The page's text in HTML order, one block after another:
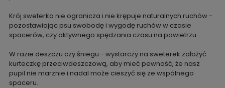
Krój sweterka nie ogranicza i nie krępuje naturalnych ruchów -
pozostawiając psu swobodę i wygodę ruchów w czasie
spacerów, czy aktywnego spędzania czasu na powietrzu.
W razie deszczu czy śniegu - wystarczy na sweterek założyć
kurteczkę przeciwdeszczową, aby mieć pewność, że nasz
pupil nie marznie i nadal może cieszyć się ze wspólnego
spaceru.